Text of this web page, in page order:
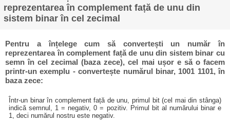
reprezentarea în complement față de unu din
sistem binar în cel zecimal
Pentru a înțelege cum să convertești un număr în
reprezentarea în complement față de unu din sistem binar cu
semn în cel zecimal (baza zece), cel mai ușor e să o facem
printr-un exemplu - convertește numărul binar, 1001 1101, în
baza zece:
Într-un binar în complement față de unu, primul bit (cel mai din stânga)
indică semnul, 1 = negativ, 0 = pozitiv. Primul bit al numărului binar e
1, deci numărul nostru este negativ.